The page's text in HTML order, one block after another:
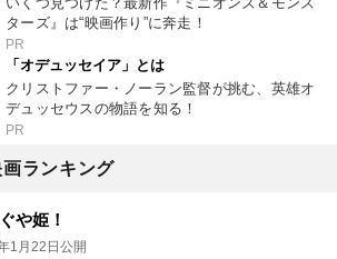
ターズ』は“映画作り”に奔走！
PR
「オデュッセイア」とは
クリストファー・ノーラン監督が挑む、英雄オ
デュッセウスの物語を知る！
PR
ランキング
や姫！
1月22日公開